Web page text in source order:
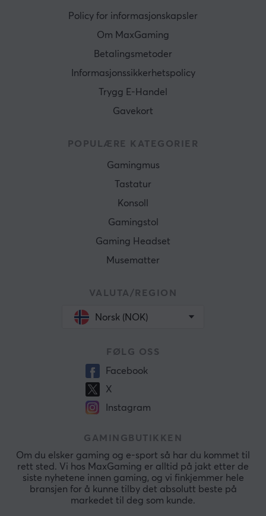
Policy for informasjonskapsler
Om MaxGaming
Betalingsmetoder
Informasjonssikkerhetspolicy
Trygg E-Handel
Gavekort
POPULÆRE KATEGORIER
Gamingmus
Tastatur
Konsoll
Gamingstol
Gaming Headset
Musematter
VALUTA/REGION
Norsk (NOK)
FØLG OSS
Facebook
X
Instagram
GAMINGBUTIKKEN
Om du elsker gaming og e-sport så har du kommet til
rett sted. Vi hos MaxGaming er alltid på jakt etter de
siste nyhetene innen gaming, og vi finkjemmer hele
bransjen for å kunne tilby det absolutt beste på
markedet til deg som kunde.